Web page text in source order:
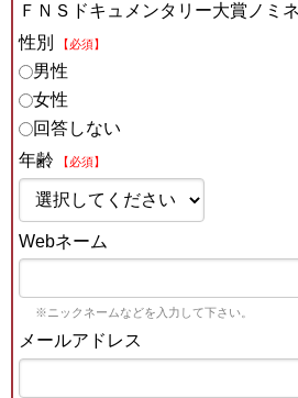
ＦＮＳドキュメンタリー大賞ノミ
性別
【必須】
男性
女性
回答しない
年齢
【必須】
Webネーム
※ニックネームなどを入力して下さい。
メールアドレス